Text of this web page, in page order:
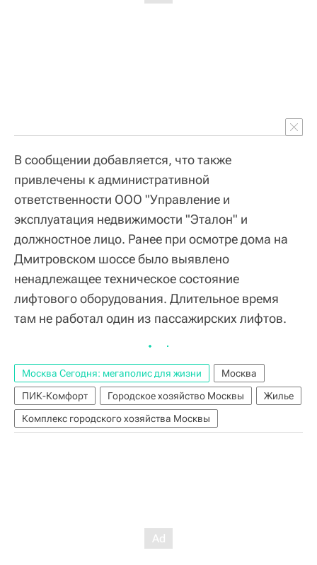
В сообщении добавляется, что также
привлечены к административной
ответственности ООО "Управление и
эксплуатация недвижимости "Эталон" и
должностное лицо. Ранее при осмотре дома на
Дмитровском шоссе было выявлено
ненадлежащее техническое состояние
лифтового оборудования. Длительное время
там не работал один из пассажирских лифтов.
Москва Сегодня: мегаполис для жизни
Москва
ПИК-Комфорт
Городское хозяйство Москвы
Жилье
Комплекс городского хозяйства Москвы